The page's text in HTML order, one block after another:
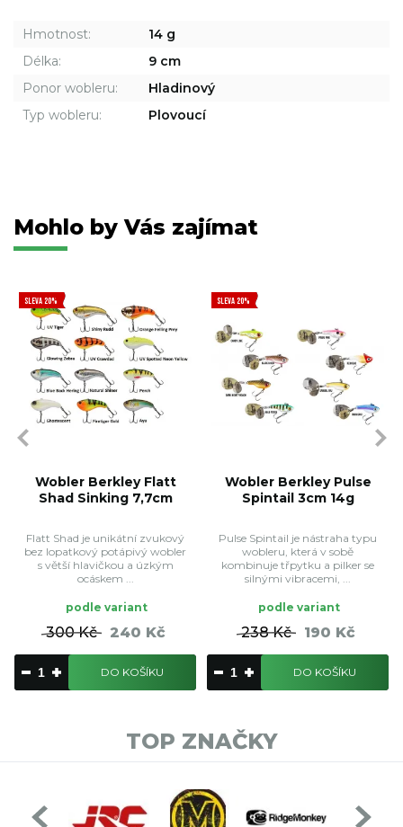
Hmotnost:
14 g
Délka:
9 cm
Ponor wobleru:
Hladinový
Typ wobleru:
Plovoucí
Mohlo by Vás zajímat
SLEVA 20%
Wobler Berkley Flatt
Shad Sinking 7,7cm
Flatt Shad je unikátní zvukový
bez lopatkový potápivý wobler
s větší hlavičkou a úzkým
ocáskem ...
podle variant
300 Kč 240 Kč
DO KOŠÍKU
SLEVA 20%
Wobler Berkley Pulse
Spintail 3cm 14g
Pulse Spintail je nástraha typu
wobleru, která v sobě
kombinuje třpytku a pilker se
silnými vibracemi, ...
podle variant
238 Kč 190 Kč
DO KOŠÍKU
TOP ZNAČKY